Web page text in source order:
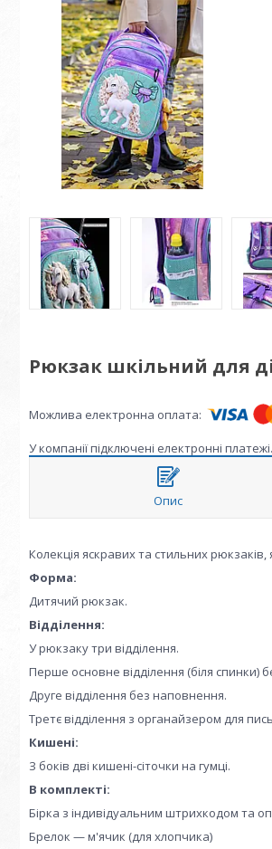
Рюкзак шкільний для
У компанії підключені електронні
Опис
Колекція яскравих та стильних
Форма:
Дитячий рюкзак.
Відділення:
У рюкзаку три відділення.
Перше основне відділення (біля спинки)
Друге відділення без наповнення.
Третє відділення з органайзером для
Кишені:
З боків дві кишені-сіточки на гумці.
В комплекті:
Бірка з індивідуальним штрихкодом та
Брелок — м'ячик (для хлопчика)